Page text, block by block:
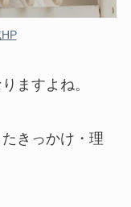
ますよね。
きっかけ・理